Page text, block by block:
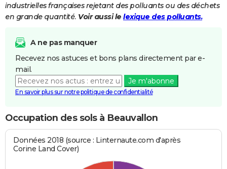
Bricolage
Lifestyle
Culture
Sport
Auto
Television
Voyage
Cinema
industrielles françaises rejetant des polluants ou des déchets
en grande quantité. Voir aussi le lexique des polluants.
A ne pas manquer
Recevez nos astuces et bons plans directement par e-
mail.
Je m'abonne
En savoir plus sur notre politique de confidentialité
Occupation des sols à Beauvallon
Données 2018 (source : Linternaute.com d'après
Corine Land Cover)